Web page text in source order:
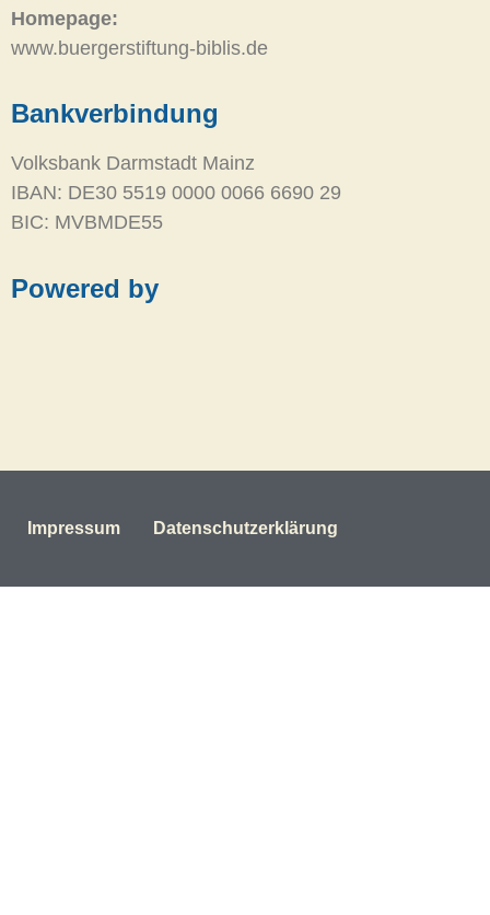
Homepage:
www.buergerstiftung-biblis.de
Bankverbindung
Volksbank Darmstadt Mainz
IBAN: DE30 5519 0000 0066 6690 29
BIC: MVBMDE55
Powered by
Impressum Datenschutzerklärung